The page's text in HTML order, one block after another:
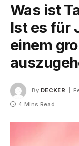
Was ist
Ist es für
einem
By DECKER
4 Mins Read